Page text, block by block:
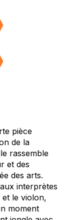
pièce
de la
rassemble
et des
des arts.
interprètes
et le violon,
moment